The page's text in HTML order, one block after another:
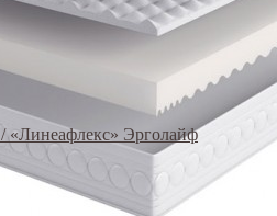
«Линеафлекс» Эрголайф